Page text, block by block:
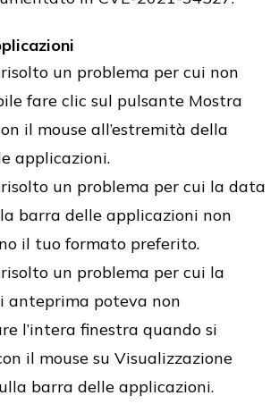
un problema per cui non
fare clic sul pulsante Mostra
il mouse all’estremità della
applicazioni.
un problema per cui la data
barra delle applicazioni non
il tuo formato preferito.
un problema per cui la
anteprima poteva non
l’intera finestra quando si
il mouse su Visualizzazione
barra delle applicazioni.